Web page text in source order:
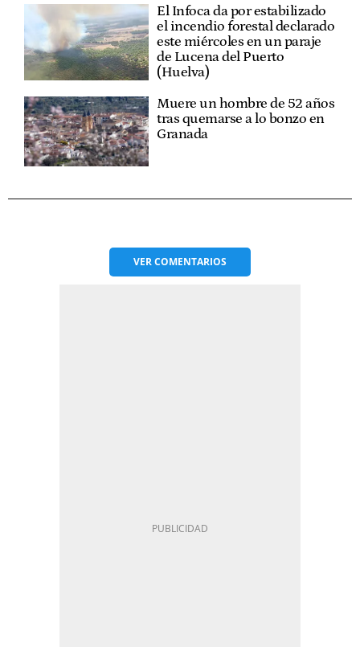
El Infoca da por estabilizado
el incendio forestal declarado
este miércoles en un paraje
de Lucena del Puerto
(Huelva)
Muere un hombre de 52 años
tras quemarse a lo bonzo en
Granada
VERCOMENTARIOS